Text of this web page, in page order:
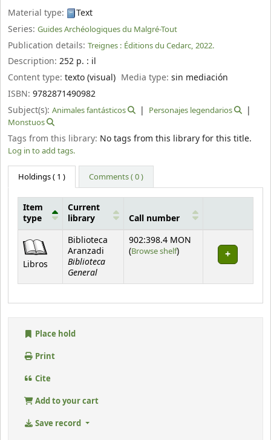
Material type:
Text
Series: Guides Archéologiques du Malgré-Tout
Publication details: Treignes : Éditions du Cedarc, 2022.
Description: 252 p. : il
Content type: texto (visual) Media type:sin mediación
ISBN: 9782871490982
Subject(s): Animales fantásticos
Personajes legendarios
Monstuos
Tags from this library: No tags from this library for this title.
Log in to add tags.
Holdings( 1 ) Comments ( 0 )
Item
type
Current
library
Call number
Libros
Biblioteca
Aranzadi
Biblioteca
General
902:398.4 MON
(Browse shelf(Opens below)
)
Place hold
Print
Cite
Add to your cart
Save record